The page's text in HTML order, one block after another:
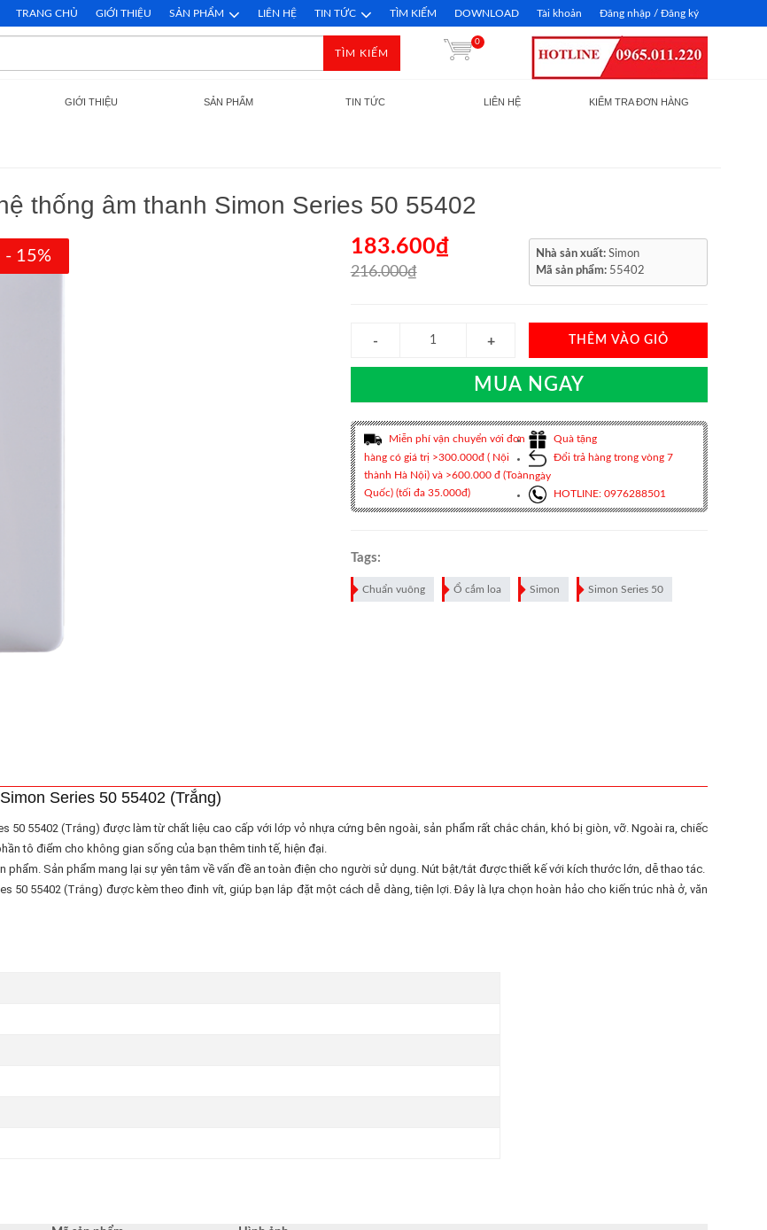
TRANG CHỦ GIỚI THIỆU SẢN PHẨM LIÊN HỆ TIN TỨC TÌM KIẾM DOWNLOAD Tài khoản Đăng nhập / Đăng ký
TÌM KIẾM
0
GIỚI THIỆU SẢN PHẨM TIN TỨC LIÊN HỆ KIỂM TRA ĐƠN HÀNG
thống âm thanh Simon Series 50 55402
- 15% 183.600₫
216.000₫
Nhà sản xuất:Simon
Mã sản phẩm: 55402
THÊM VÀO GIỎ
MUA NGAY
Miễn phí vận chuyển với đơn
hàng có giá trị >300.000đ ( Nội
thành Hà Nội) và >600.000 đ (Toàn
Quốc) (tối đa 35.000đ)
Quà tặng
Đổi trả hàng trong vòng 7
ngày
HOTLINE: 0976288501
Tags:
Chuẩn vuông Ổ cắm loa Simon Simon Series 50
Series 50 55402 (Trắng)
50 55402 (Trắng) được làm từ chất liệu cao cấp với lớp vỏ nhựa cứng bên ngoài, sản phẩm rất chắc chắn, khó bị giòn, vỡ. Ngoài ra, chiếc
tô điểm cho không gian sống của bạn thêm tinh tế, hiện đại.
phẩm. Sản phẩm mang lại sự yên tâm về vấn đề an toàn điện cho người sử dụng. Nút bật/tắt được thiết kế với kích thước lớn, dễ thao tác.
50 55402 (Trắng) được kèm theo đinh vít, giúp bạn lắp đặt một cách dễ dàng, tiện lợi. Đây là lựa chọn hoàn hảo cho kiến trúc nhà ở, văn